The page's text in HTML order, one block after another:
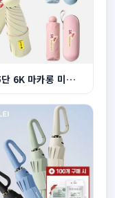
특판 5단 6K 마카롱 미니 UV 양우산